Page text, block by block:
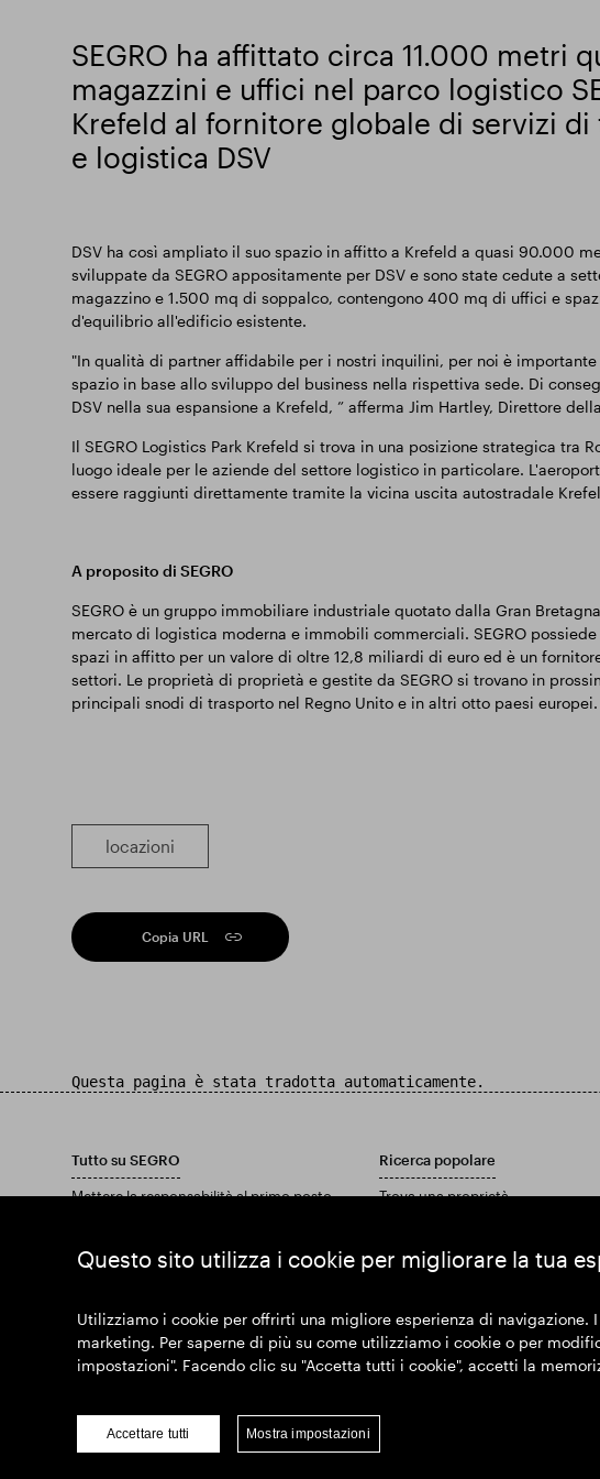
Questo sito utilizza i cookie per migliorare la tua
Utilizziamo i cookie per offrirti una migliore esperienza di
marketing. Per saperne di più su come utilizziamo i cookie o per
impostazioni". Facendo clic su "Accetta tutti i cookie", accetti la
Accettare tutti Mostra impostazioni
SEGRO ha affittato circa 11.000 metri
magazzini e uffici nel parco logistico
Krefeld al fornitore globale di servizi di
e logistica DSV
DSV ha così ampliato il suo spazio in affitto a Krefeld a quasi 90.000
sviluppate da SEGRO appositamente per DSV e sono state cedute a
magazzino e 1.500 mq di soppalco, contengono 400 mq di uffici e
d'equilibrio all'edificio esistente.
"In qualità di partner affidabile per i nostri inquilini, per noi è
spazio in base allo sviluppo del business nella rispettiva sede. Di
DSV nella sua espansione a Krefeld, ” afferma Jim Hartley, Direttore
Il SEGRO Logistics Park Krefeld si trova in una posizione strategica tra
luogo ideale per le aziende del settore logistico in particolare.
essere raggiunti direttamente tramite la vicina uscita autostradale
A proposito di SEGRO
SEGRO è un gruppo immobiliare industriale quotato dalla Gran
mercato di logistica moderna e immobili commerciali. SEGRO
spazi in affitto per un valore di oltre 12,8 miliardi di euro ed è un
settori. Le proprietà di proprietà e gestite da SEGRO si trovano in
principali snodi di trasporto nel Regno Unito e in altri otto paesi europei.
locazioni
Copia URL
Questa pagina è stata tradotta automaticamente.
Tutto su SEGRO
Mettere la responsabilità al primo posto
Approfondimenti
Ricerca popolare
Trova una proprietà
Scarica il nostro rapporto
© SEGRO 2022